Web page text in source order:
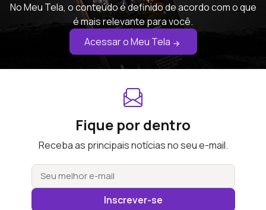
No Meu Tela, o conteúdo é definido de acordo com o que
é mais relevante para você.
Acessar o Meu Tela
Fique por dentro
Receba as principais notícias no seu e-mail.
Inscrever-se